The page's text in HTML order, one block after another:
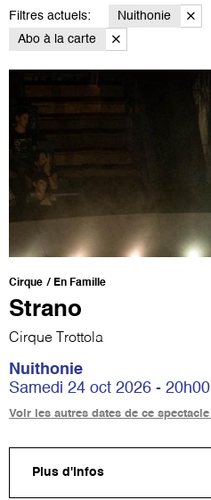
Filtres actuels: Nuithonie
Abo à la carte
Cirque En Famille
Strano
Cirque Trottola
Nuithonie
Samedi 24 oct 2026 - 20h00
Voir les autres dates de ce spectacle
Plus d'infos